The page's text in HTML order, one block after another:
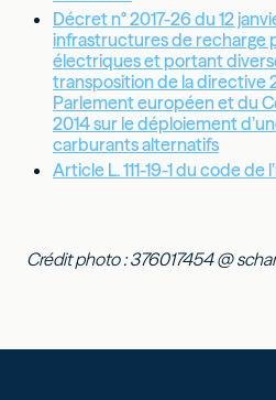
Décret n° 2017-26 du 12
infrastructures de recharge
électriques et portant
transposition de la directive
Parlement européen et du
2014 sur le déploiement
carburants alternatifs
Article L. 111-19-1 du code de
Crédit photo : 376017454 @